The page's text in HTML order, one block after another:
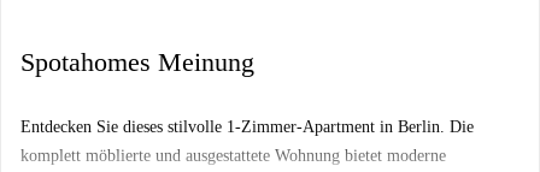
Spotahomes Meinung
Entdecken Sie dieses stilvolle 1-Zimmer-Apartment in Berlin. Die
komplett möblierte und ausgestattete Wohnung bietet moderne